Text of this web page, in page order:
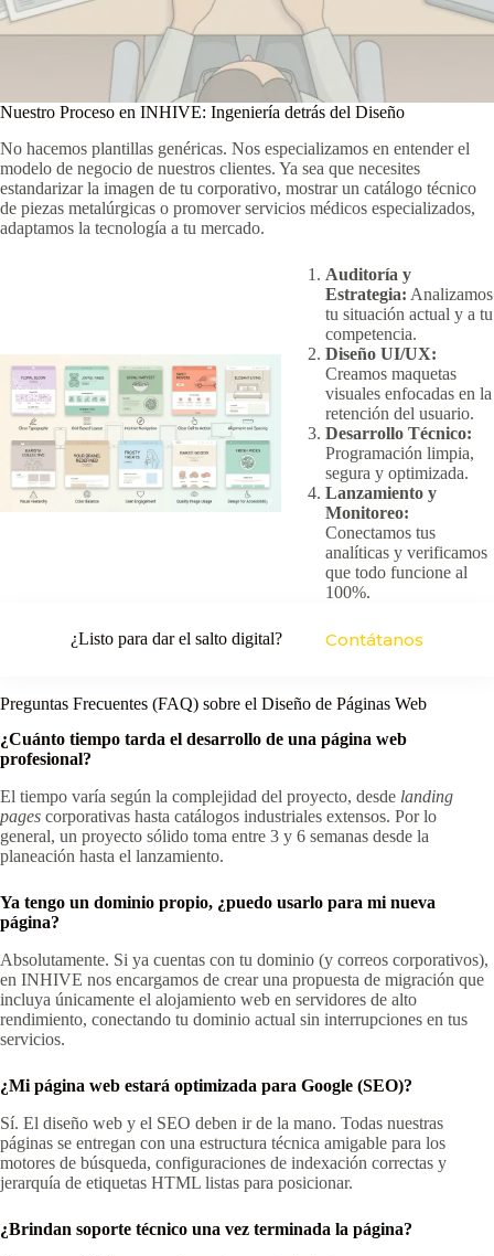
Nuestro Proceso en INHIVE: Ingeniería detrás del Diseño
No hacemos plantillas genéricas. Nos especializamos en entender el
modelo de negocio de nuestros clientes. Ya sea que necesites
estandarizar la imagen de tu corporativo, mostrar un catálogo técnico
de piezas metalúrgicas o promover servicios médicos especializados,
adaptamos la tecnología a tu mercado.
Auditoría y
Estrategia: Analizamos
tu situación actual y a tu
competencia.
Diseño UI/UX:
Creamos maquetas
visuales enfocadas en la
retención del usuario.
Desarrollo Técnico:
Programación limpia,
segura y optimizada.
Lanzamiento y
Monitoreo:
Conectamos tus
analíticas y verificamos
que todo funcione al
100%.
¿Listo para dar el salto digital? Contátanos
Preguntas Frecuentes (FAQ) sobre el Diseño de Páginas Web
¿Cuánto tiempo tarda el desarrollo de una página web
profesional?
El tiempo varía según la complejidad del proyecto, desde landing
pages corporativas hasta catálogos industriales extensos. Por lo
general, un proyecto sólido toma entre 3 y 6 semanas desde la
planeación hasta el lanzamiento.
Ya tengo un dominio propio, ¿puedo usarlo para mi nueva
página?
Absolutamente. Si ya cuentas con tu dominio (y correos corporativos),
en INHIVE nos encargamos de crear una propuesta de migración que
incluya únicamente el alojamiento web en servidores de alto
rendimiento, conectando tu dominio actual sin interrupciones en tus
servicios.
¿Mi página web estará optimizada para Google (SEO)?
Sí. El diseño web y el SEO deben ir de la mano. Todas nuestras
páginas se entregan con una estructura técnica amigable para los
motores de búsqueda, configuraciones de indexación correctas y
jerarquía de etiquetas HTML listas para posicionar.
¿Brindan soporte técnico una vez terminada la página?